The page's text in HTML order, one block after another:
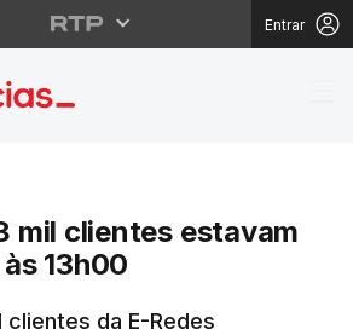
Entrar
198 mil
mil clientes estavam
13h00
clientes da E-Redes